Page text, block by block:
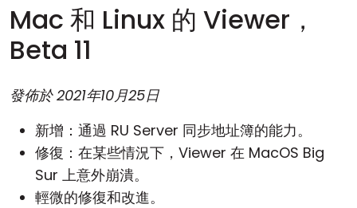
Mac 和 Linux 的 Viewer，
Beta 11
發佈於2021年10月25日
新增：通過 RU Server 同步地址簿的能力。
修復：在某些情況下，Viewer 在 MacOS Big
Sur 上意外崩潰。
輕微的修復和改進。